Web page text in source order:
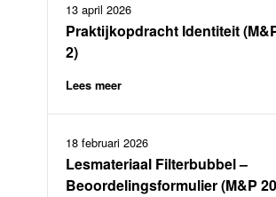
13 april 2026
Praktijkopdracht Identiteit
2)
Lees meer
18 februari 2026
Lesmateriaal Filterbubbel –
Beoordelingsformulier (M&P